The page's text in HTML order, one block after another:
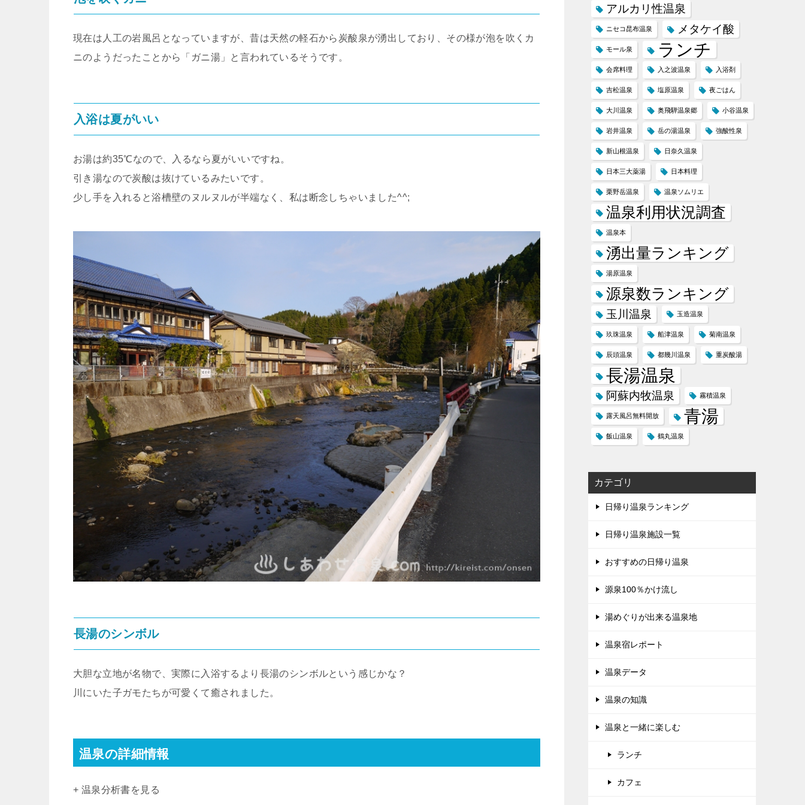
現在は人工の岩風呂となっていますが、昔は天然の軽石から炭酸泉が湧出しており、その様が泡を吹くカ
ニのようだったことから「ガニ湯」と言われているそうです。
入浴は夏がいい
お湯は約35℃なので、入るなら夏がいいですね。
引き湯なので炭酸は抜けているみたいです。
少し手を入れると浴槽壁のヌルヌルが半端なく、私は断念しちゃいました^^;
長湯のシンボル
大胆な立地が名物で、実際に入浴するより長湯のシンボルという感じかな？
川にいた子ガモたちが可愛くて癒されました。
温泉の詳細情報
+ 温泉分析書を見る
アルカリ性温泉
ニセコ昆布温泉 メタケイ酸
モール泉 ランチ
会席料理 入之波温泉 入浴剤
吉松温泉 塩原温泉 夜ごはん
大川温泉 奥飛騨温泉郷 小谷温泉
岩井温泉 岳の湯温泉 強酸性泉
新山根温泉 日奈久温泉
日本三大薬湯 日本料理
栗野岳温泉 温泉ソムリエ
温泉利用状況調査
温泉本
湧出量ランキング
湯原温泉
源泉数ランキング
玉川温泉 玉造温泉
玖珠温泉 船津温泉 菊南温泉
辰頭温泉 都幾川温泉 重炭酸湯
長湯温泉
阿蘇内牧温泉 霧積温泉
露天風呂無料開放 青湯
飯山温泉 鶴丸温泉
カテゴリ
日帰り温泉ランキング
日帰り温泉施設一覧
おすすめの日帰り温泉
源泉100％かけ流し
湯めぐりが出来る温泉地
温泉宿レポート
温泉データ
温泉の知識
温泉と一緒に楽しむ
ランチ
カフェ